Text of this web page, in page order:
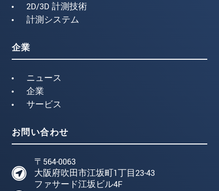
2D/3D 計測技術
計測システム
企業
ニュース
企業
サービス
お問い合わせ
〒564-0063
大阪府吹田市江坂町1丁目23-43
ファサード江坂ビル4F